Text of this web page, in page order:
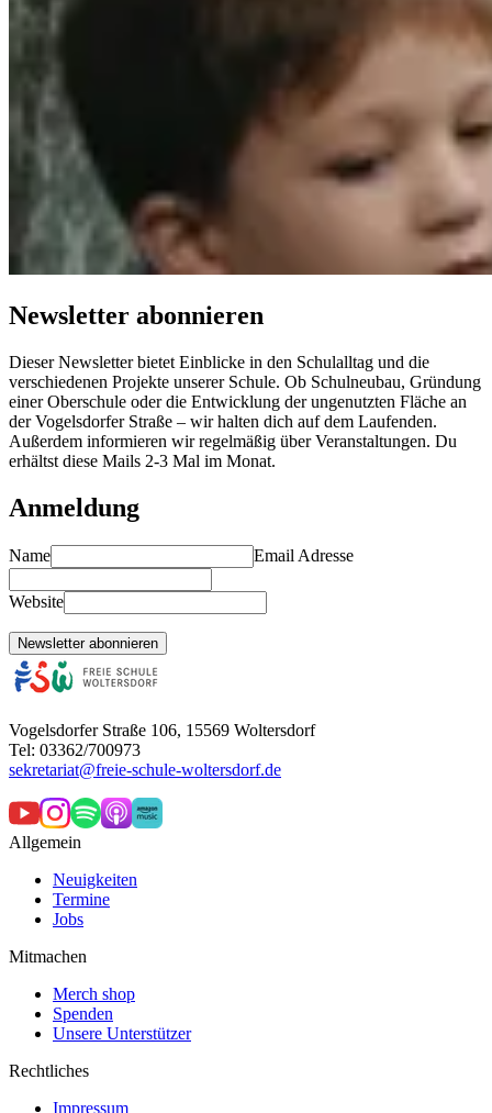
Newsletter abonnieren
Dieser Newsletter bietet Einblicke in den Schulalltag und die
verschiedenen Projekte unserer Schule. Ob Schulneubau, Gründung
einer Oberschule oder die Entwicklung der ungenutzten Fläche an
der Vogelsdorfer Straße – wir halten dich auf dem Laufenden.
Außerdem informieren wir regelmäßig über Veranstaltungen. Du
erhältst diese Mails 2-3 Mal im Monat.
Anmeldung
Name Email Adresse
Website
Newsletter abonnieren
Vogelsdorfer Straße 106, 15569 Woltersdorf
Tel: 03362/700973
sekretariat@freie-schule-woltersdorf.de
Allgemein
Neuigkeiten
Termine
Jobs
Mitmachen
Merch shop
Spenden
Unsere Unterstützer
Rechtliches
Impressum